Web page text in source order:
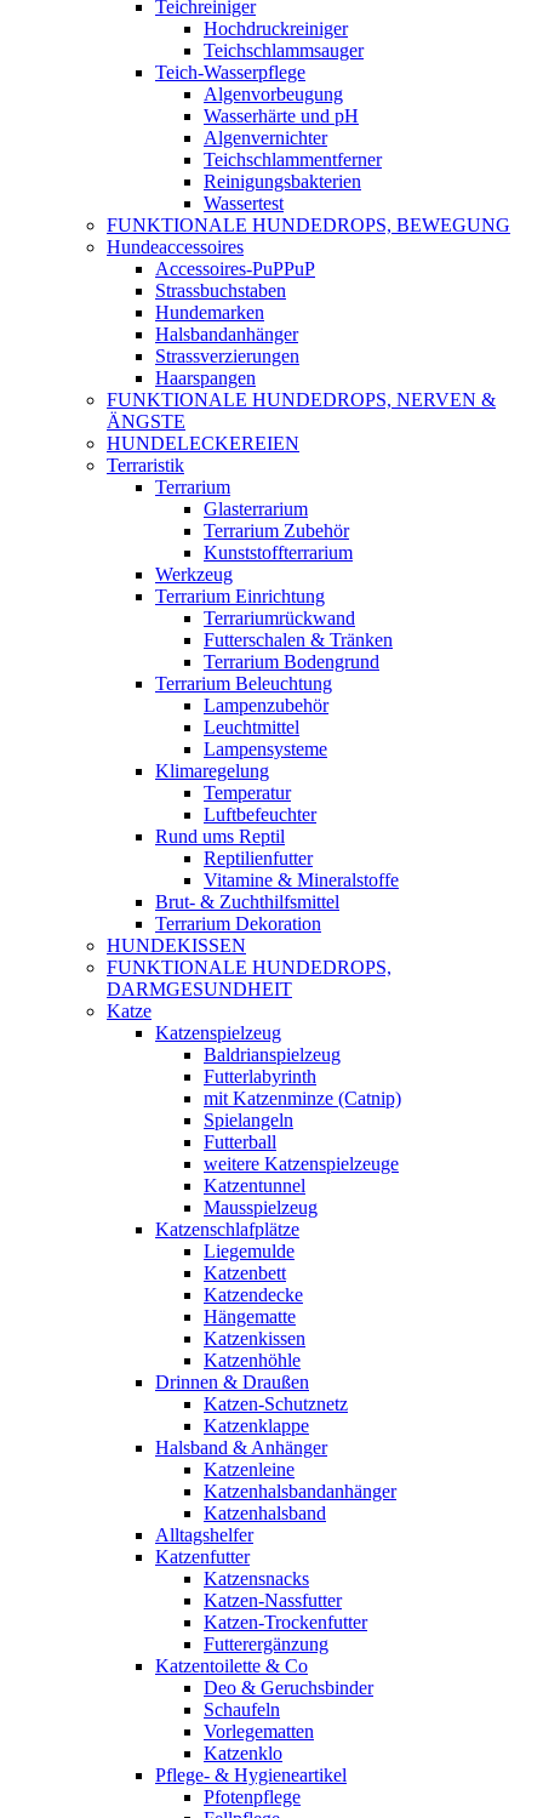
Teichreiniger
Hochdruckreiniger
Teichschlammsauger
Teich-Wasserpflege
Algenvorbeugung
Wasserhärte und pH
Algenvernichter
Teichschlammentferner
Reinigungsbakterien
Wassertest
FUNKTIONALE HUNDEDROPS, BEWEGUNG
Hundeaccessoires
Accessoires-PuPPuP
Strassbuchstaben
Hundemarken
Halsbandanhänger
Strassverzierungen
Haarspangen
FUNKTIONALE HUNDEDROPS, NERVEN &
ÄNGSTE
HUNDELECKEREIEN
Terraristik
Terrarium
Glasterrarium
Terrarium Zubehör
Kunststoffterrarium
Werkzeug
Terrarium Einrichtung
Terrariumrückwand
Futterschalen & Tränken
Terrarium Bodengrund
Terrarium Beleuchtung
Lampenzubehör
Leuchtmittel
Lampensysteme
Klimaregelung
Temperatur
Luftbefeuchter
Rund ums Reptil
Reptilienfutter
Vitamine & Mineralstoffe
Brut- & Zuchthilfsmittel
Terrarium Dekoration
HUNDEKISSEN
FUNKTIONALE HUNDEDROPS,
DARMGESUNDHEIT
Katze
Katzenspielzeug
Baldrianspielzeug
Futterlabyrinth
mit Katzenminze (Catnip)
Spielangeln
Futterball
weitere Katzenspielzeuge
Katzentunnel
Mausspielzeug
Katzenschlafplätze
Liegemulde
Katzenbett
Katzendecke
Hängematte
Katzenkissen
Katzenhöhle
Drinnen & Draußen
Katzen-Schutznetz
Katzenklappe
Halsband & Anhänger
Katzenleine
Katzenhalsbandanhänger
Katzenhalsband
Alltagshelfer
Katzenfutter
Katzensnacks
Katzen-Nassfutter
Katzen-Trockenfutter
Futterergänzung
Katzentoilette & Co
Deo & Geruchsbinder
Schaufeln
Vorlegematten
Katzenklo
Pflege- & Hygieneartikel
Pfotenpflege